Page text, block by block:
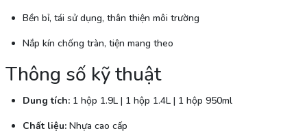
Bền bỉ, tái sử dụng, thân thiện môi trường
Nắp kín chống tràn, tiện mang theo
Thông số kỹ thuật
Dung tích:1 hộp 1.9L | 1 hộp 1.4L | 1 hộp 950ml
Chất liệu:Nhựa cao cấp